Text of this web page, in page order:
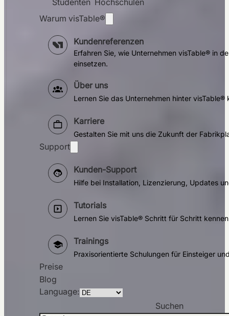
Studenten Hochschulen
Warum visTable®
Kundenreferenzen
Erfahren Sie, wie Unternehmen visTable® in
einsetzen.
Über uns
Lernen Sie das Unternehmen hinter visTable®
Karriere
Gestalten Sie mit uns die Zukunft der
Support
Kunden-Support
Hilfe bei Installation, Lizenzierung, Updates
Tutorials
Lernen Sie visTable® Schritt für Schritt
Trainings
Praxisorientierte Schulungen für Einsteiger
Preise
Blog
Language:
Suchen
14 TAGE KOSTENFREI TESTENLive-Demo vereinbaren